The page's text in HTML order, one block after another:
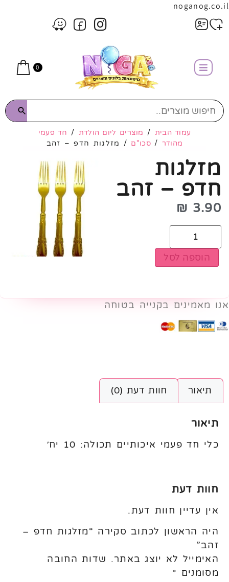
noganog.co.il
0
עמוד הבית / מוצרים ליום הולדת / חד פעמי
מהודר /סכו"ם / מזלגות חדפ – זהב
מזלגות
חדפ – זהב
3.90
₪
הוספה לסל
אנו מאמינים בקנייה בטוחה
תיאור חוות דעת (0)
תיאור
כלי חד פעמי איכותיים תכולה: 10 יח׳
חוות דעת
אין עדיין חוות דעת.
היה הראשון לכתוב סקירה “מזלגות חדפ –
זהב”
האימייל לא יוצג באתר. שדות החובה
מסומנים *